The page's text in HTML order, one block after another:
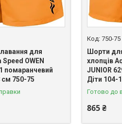
для
Speed OWEN
помаранчевий
см 750-75
750-75
Шорти
хлопців
JUNIOR
Діти 104-
Готово до
865 ₴